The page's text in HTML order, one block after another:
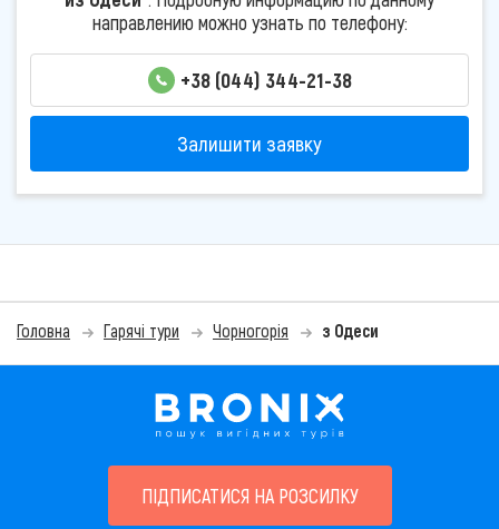
направлению можно узнать по телефону:
+38 (044) 344-21-38
Залишити заявку
Головна Гарячі тури Чорногорія з Одеси
ПІДПИСАТИСЯ НА РОЗСИЛКУ